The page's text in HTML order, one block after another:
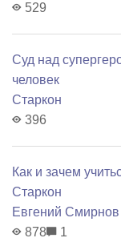
529
Суд над
человек
Старкон
396
Как и зачем
Старкон
Евгений Смирнов
878
1